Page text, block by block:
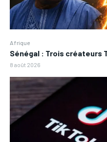
Afrique
Sénégal : Trois créateurs
8 août 2026